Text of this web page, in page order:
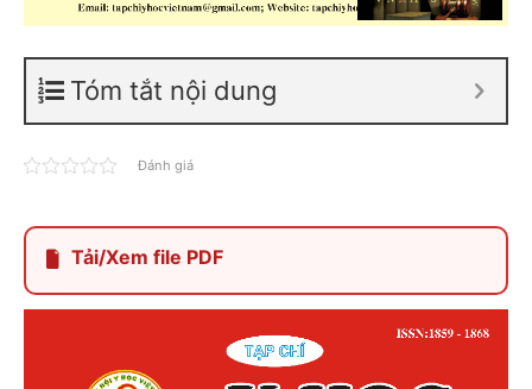
Tóm tắt nội dung
Đánh giá
Tải/Xem file PDF